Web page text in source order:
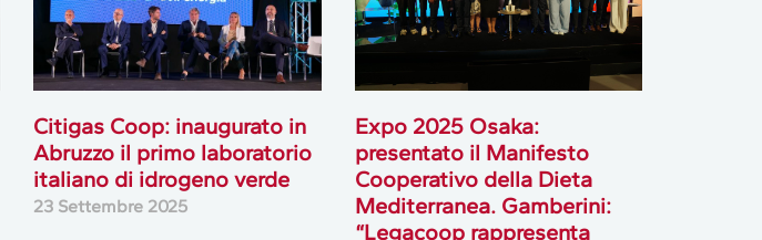
Citigas Coop: inaugurato in
Abruzzo il primo laboratorio
italiano di idrogeno verde
23 Settembre 2025
Expo 2025 Osaka:
presentato il Manifesto
Cooperativo della Dieta
Mediterranea. Gamberini:
“Legacoop rappresenta